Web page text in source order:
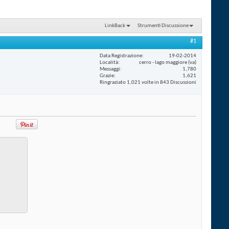
LinkBack Strumenti Discussione
#1
Data Registrazione
19-02-2014
Località
cerro - lago maggiore (va)
Messaggi
1,780
Grazie
1,621
Ringraziato 1,021 volte in 843 Discussioni